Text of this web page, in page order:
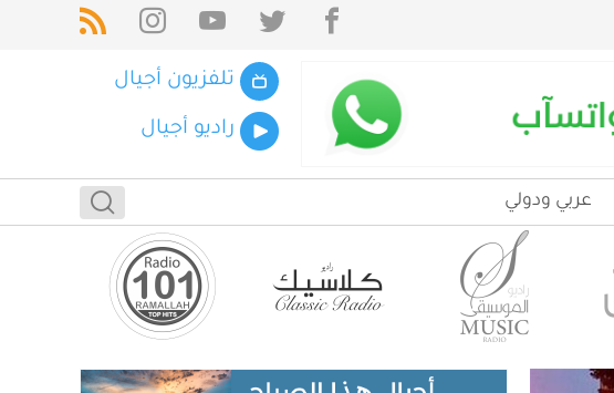
تلفزيون أجيال
راديو أجيال
عربي ودولي